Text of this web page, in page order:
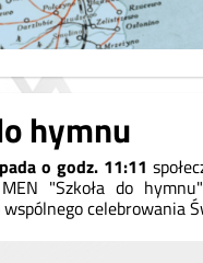
hymnu
o godz. 11:11
"Szkoła do
celebrowania